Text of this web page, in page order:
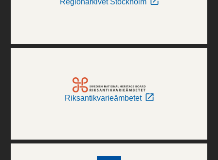
Regionarkivet Stockholm
Riksantikvarieämbetet